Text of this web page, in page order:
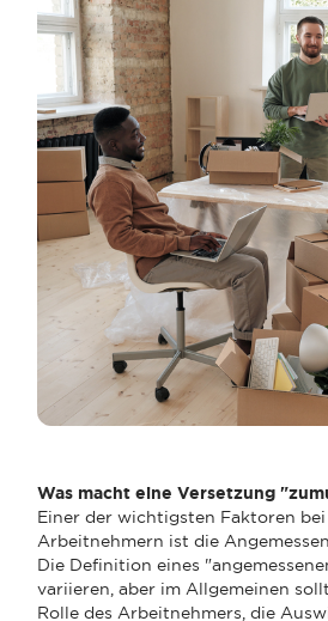
Was macht eine Versetzung
Einer der wichtigsten Faktoren
Arbeitnehmern ist die
Die Definition eines
variieren, aber im Allgemeinen
Rolle des Arbeitnehmers, die